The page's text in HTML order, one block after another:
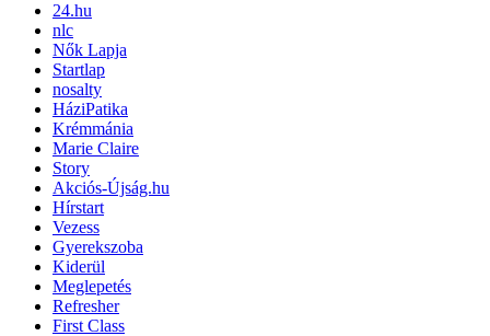
24.hu
nlc
Nők Lapja
Startlap
nosalty
HáziPatika
Krémmánia
Marie Claire
Story
Akciós-Újság.hu
Hírstart
Vezess
Gyerekszoba
Kiderül
Meglepetés
Refresher
First Class